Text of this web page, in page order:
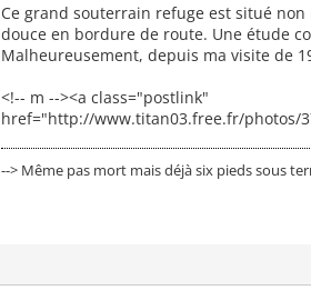
Ce grand souterrain refuge est situé
douce en bordure de route. Une étude
Malheureusement, depuis ma visite de
<!-- m --><a class="postlink"
href="http://www.titan03.free.fr/photos/
--> Même pas mort mais déjà six pieds sous